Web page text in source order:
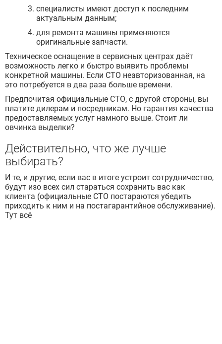
специалисты имеют доступ к последним
актуальным данным;
для ремонта машины применяются
оригинальные запчасти.
Техническое оснащение в сервисных центрах даёт
возможность легко и быстро выявить проблемы
конкретной машины. Если СТО неавторизованная, на
это потребуется в два раза больше времени.
Предпочитая официальные СТО, с другой стороны, вы
платите дилерам и посредникам. Но гарантия качества
предоставляемых услуг намного выше. Стоит ли
овчинка выделки?
Действительно, что же лучше
выбирать?
И те, и другие, если вас в итоге устроит сотрудничество,
будут изо всех сил стараться сохранить вас как
клиента (официальные СТО постараются убедить
приходить к ним и на постагарантийное обслуживание).
Тут всё